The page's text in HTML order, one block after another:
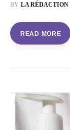
BY LA RÉDACTION
READ MORE